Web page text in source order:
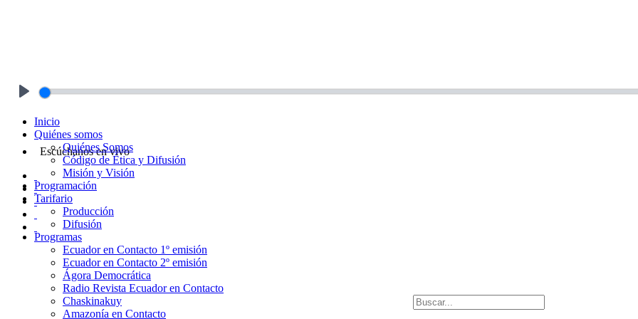
Escúchanos en vivo
Inicio
Quiénes somos
Quiénes Somos
Código de Ética y Difusión
Misión y Visión
Programación
Tarifario
Producción
Difusión
Programas
Ecuador en Contacto 1º emisión
Ecuador en Contacto 2º emisión
Ágora Democrática
Radio Revista Ecuador en Contacto
Chaskinakuy
Amazonía en Contacto